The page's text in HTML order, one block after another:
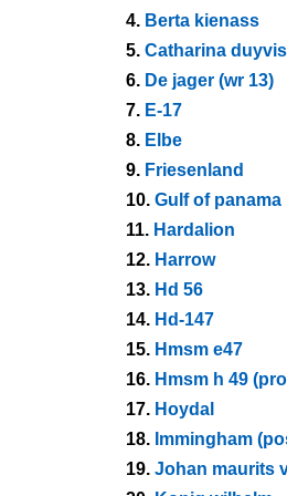
4. Berta kienass
5. Catharina duyvis
6. De jager (wr 13)
7. E-17
8. Elbe
9. Friesenland
10. Gulf of panama
11. Hardalion
12. Harrow
13. Hd 56
14. Hd-147
15. Hmsm e47
16. Hmsm h 49
17. Hoydal
18. Immingham
19. Johan maurits